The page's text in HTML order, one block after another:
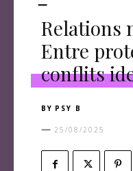
Relations
Entre
conflits
BY PSY B
25/08/2025